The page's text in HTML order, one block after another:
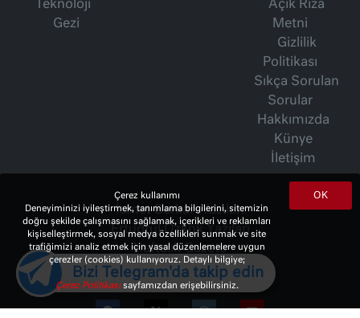
Teknoloji
Gezi
Açık Rıza
Metni
Gizlilik
Politikası
Sıkça Sorulan
Sorular
Hakkımızda
Künye
İletişim
İsmet Berkan Yazıları
Ertuğrul Özkök Yazıları
Haftalık Gazete
OK
Çerez kullanımı
Deneyiminizi iyileştirmek, tanımlama bilgilerini, sitemizin
doğru şekilde çalışmasını sağlamak, içerikleri ve reklamları
kişiselleştirmek, sosyal medya özellikleri sunmak ve site
trafiğimizi analiz etmek için yasal düzenlemelere uygun
çerezler (cookies) kullanıyoruz. Detaylı bilgiye;
Çerez Politikasısayfamızdan erişebilirsiniz.
Bizi Telegram'da takip edin